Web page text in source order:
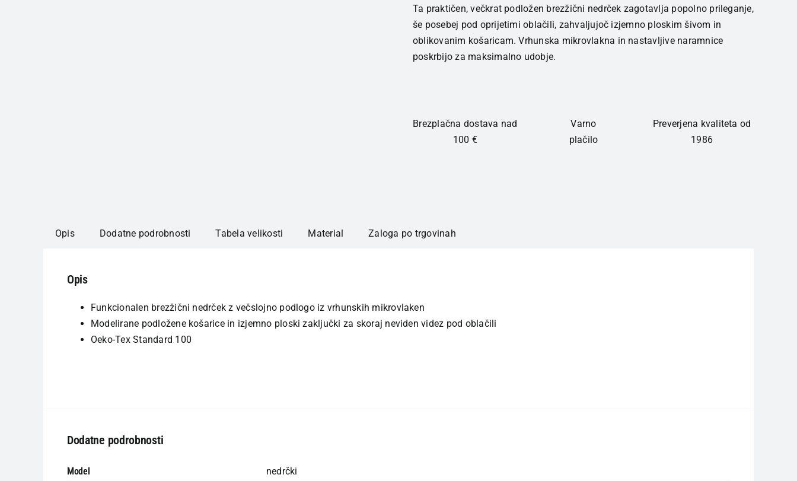
Micro
Essentials
nedrček
ženski
Ta praktičen, večkrat podložen brezžični nedrček zagotavlja popolno prileganje,
še posebej pod oprijetimi oblačili, zahvaljujoč izjemno ploskim šivom in
oblikovanim košaricam. Vrhunska mikrovlakna in nastavljive naramnice
poskrbijo za maksimalno udobje.
Brezplačna dostava nad
100 €
Varno
plačilo
Preverjena kvaliteta od
1986
Opis Dodatne podrobnosti Tabela velikosti Material Zaloga po trgovinah
Opis
Funkcionalen brezžični nedrček z večslojno podlogo iz vrhunskih mikrovlaken
Modelirane podložene košarice in izjemno ploski zaključki za skoraj neviden videz pod oblačili
Oeko-Tex Standard 100
Dodatne podrobnosti
Model
nedrčki